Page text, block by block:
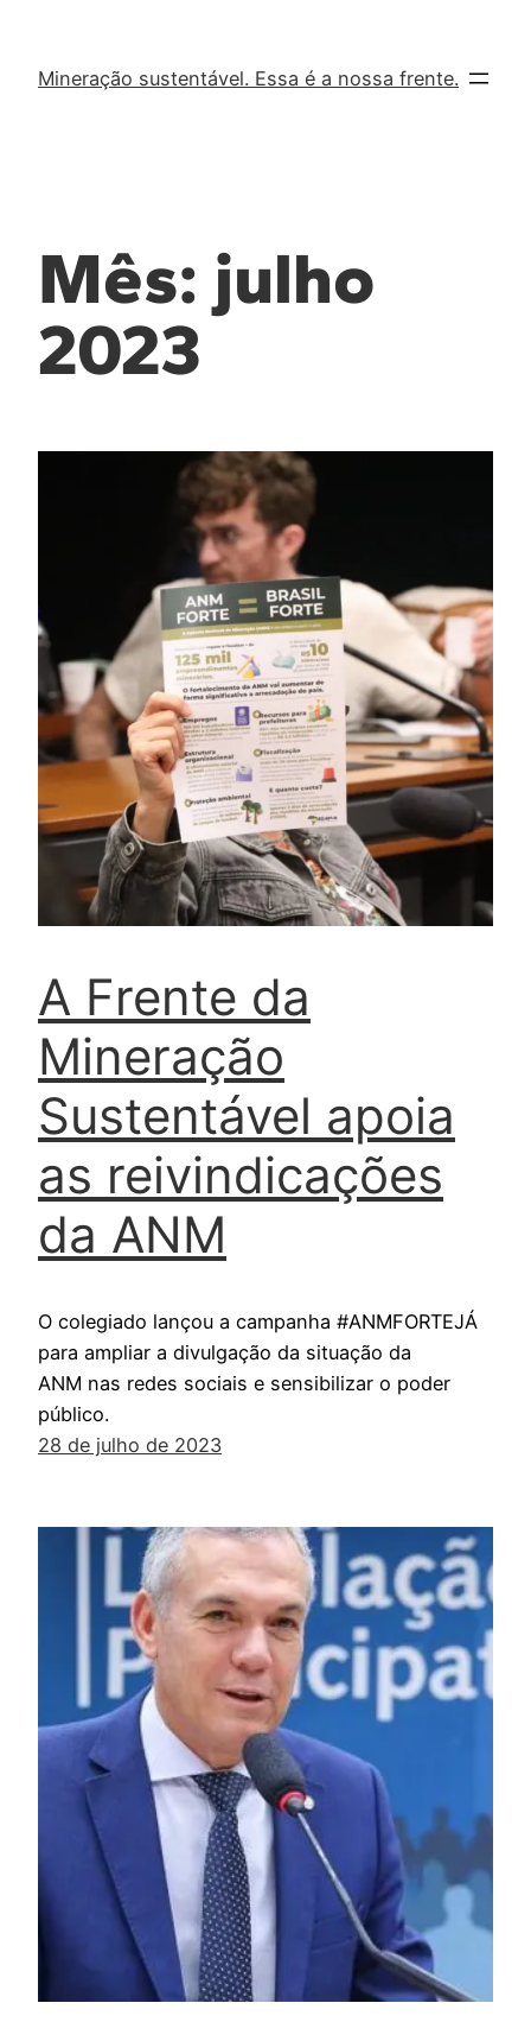
Mineração sustentável. Essa é a nossa frente.
Mês: julho
2023
A Frente da
Mineração
Sustentável apoia
as reivindicações
da ANM
O colegiado lançou a campanha #ANMFORTEJÁ
para ampliar a divulgação da situação da
ANM nas redes sociais e sensibilizar o poder
público.
28 de julho de 2023